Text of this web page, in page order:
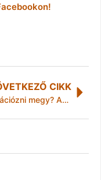
CIKK
Vakációzni megy? Az uniós állampolgárok számára szükség esetén segítség áll rendelkezésre